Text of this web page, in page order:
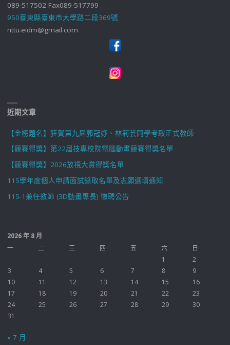
089-517502 Fax089-517799
950臺東縣臺東市大學路二段369號
nttu.eidm@gmail.com
近期文章
【金榜題名】狂賀第九屆郭冠妤、林莉芸同學考取正式教師
【競賽得獎】第22屆技專校院電腦動畫競賽得獎名單
【競賽得獎】2026放視大賞得獎名單
115學年度個人申請面試錄取名單及志願選填通知
115-1兼任教師 (3D動畫專長) 徵聘公告
2026 年 8 月
一
二 三 四 五 六
日
1
2
3
4 5 6 7 8
9
10
11 12 13 14 15
16
17
18 19 20 21 22
23
24
25 26 27 28 29
30
31
« 7 月